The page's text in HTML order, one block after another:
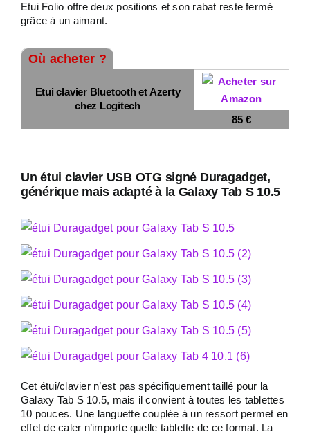
Etui Folio offre deux positions et son rabat reste fermé
grâce à un aimant.
Où acheter ?
Etui clavier Bluetooth et Azerty
chez Logitech
85 €
Un étui clavier USB OTG signé Duragadget,
générique mais adapté à la Galaxy Tab S 10.5
Cet étui/clavier n’est pas spécifiquement taillé pour la
Galaxy Tab S 10.5, mais il convient à toutes les tablettes
10 pouces. Une languette couplée à un ressort permet en
effet de caler n’importe quelle tablette de ce format. La